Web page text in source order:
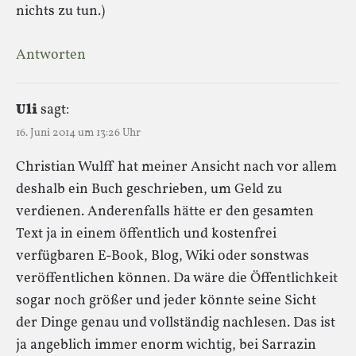
nichts zu tun.)
Antworten
Ulisagt:
16. Juni 2014 um 13:26 Uhr
Christian Wulff hat meiner Ansicht nach vor allem
deshalb ein Buch geschrieben, um Geld zu
verdienen. Anderenfalls hätte er den gesamten
Text ja in einem öffentlich und kostenfrei
verfügbaren E-Book, Blog, Wiki oder sonstwas
veröffentlichen können. Da wäre die Öffentlichkeit
sogar noch größer und jeder könnte seine Sicht
der Dinge genau und vollständig nachlesen. Das ist
ja angeblich immer enorm wichtig, bei Sarrazin